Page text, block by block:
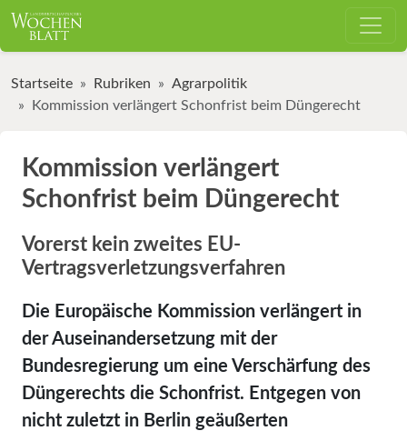
Startseite Rubriken
Agrarpolitik
Kommission verlängert Schonfrist beim Düngerecht
Kommission verlängert
Schonfrist beim Düngerecht
Vorerst kein zweites EU-
Vertragsverletzungsverfahren
Die Europäische Kommission verlängert in
der Auseinandersetzung mit der
Bundesregierung um eine Verschärfung des
Düngerechts die Schonfrist. Entgegen von
nicht zuletzt in Berlin geäußerten